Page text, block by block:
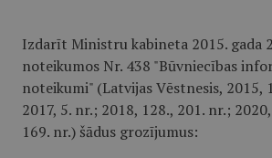
Izdarīt Ministru kabineta 2015. gada
noteikumos Nr. 438 "Būvniecības
noteikumi" (Latvijas Vēstnesis, 2015,
2017, 5. nr.; 2018, 128., 201. nr.;
169. nr.) šādus grozījumus: